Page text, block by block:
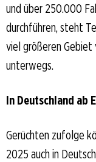
und über 250.000
durchführen, steht
viel größeren
unterwegs.
In Deutschland ab
Gerüchten zufolge
2025 auch in